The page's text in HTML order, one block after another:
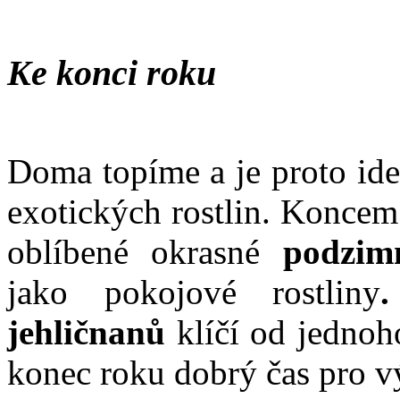
Ke konci roku
Doma topíme a je proto
exotických rostlin.
oblíbené okrasné
jako pokojové rostliny
jehličnanů klíčí od
konec roku dobrý čas pro